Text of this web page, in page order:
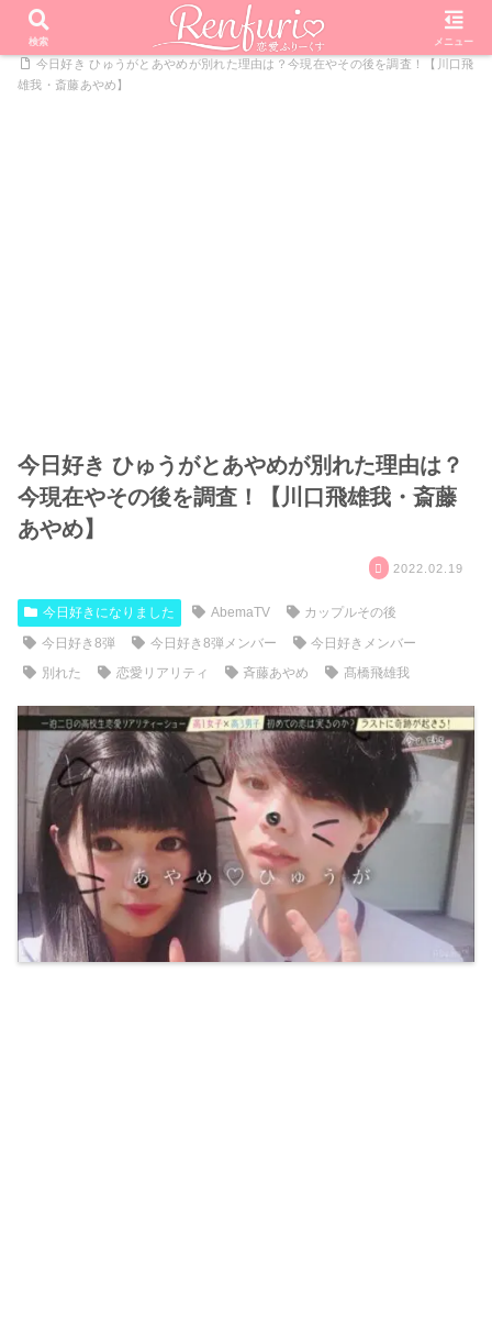
PR
ホーム 恋愛リアリティーショー
今日好きになりました
今日好き ひゅうがとあやめが別れた理由は？今現在やその後を調査！【川口飛
雄我・斎藤あやめ】
今日好き ひゅうがとあやめが別れた理由は？
今現在やその後を調査！【川口飛雄我・斎藤
あやめ】
2022.02.19
今日好きになりました AbemaTV
カップルその後
今日好き8弾
今日好き8弾メンバー
今日好きメンバー
別れた
恋愛リアリティ 斉藤あやめ 髙橋飛雄我
検索 メニュー